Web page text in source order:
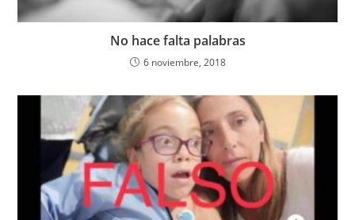
No hace falta palabras
6 noviembre, 2018